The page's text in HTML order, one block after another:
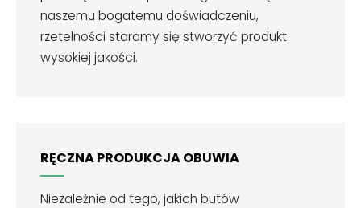
naszemu bogatemu doświadczeniu,
rzetelności staramy się stworzyć produkt
wysokiej jakości.
RĘCZNA PRODUKCJA OBUWIA
Niezależnie od tego, jakich butów